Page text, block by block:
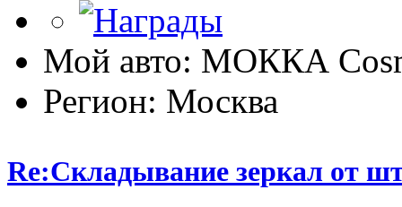
Мой авто: МОККА
Регион: Москва
Re:Складывание зеркал от